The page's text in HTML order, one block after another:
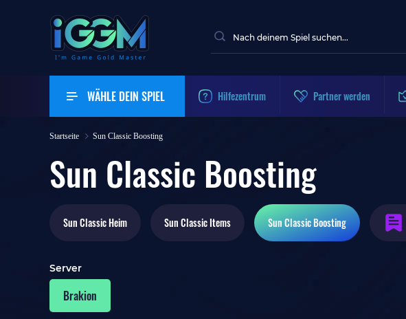
WÄHLE DEIN SPIEL Hilfezentrum Partner werden
Startseite Sun Classic Boosting
Sun Classic Boosting
Sun ClassicHeim Sun ClassicItems Sun ClassicBoosting
Server
Brakion